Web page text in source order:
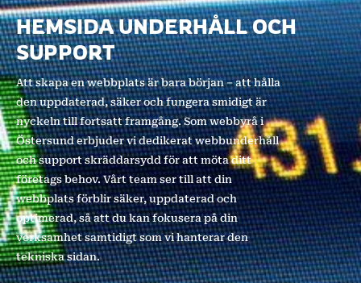
HEMSIDA UNDERHÅLL OCH
SUPPORT
Att skapa en webbplats är bara början – att hålla
den uppdaterad, säker och fungera smidigt är
nyckeln till fortsatt framgång. Som webbyrå i
Östersund erbjuder vi dedikerat webbunderhåll
och support skräddarsydd för att möta ditt
företags behov. Vårt team ser till att din
webbplats förblir säker, uppdaterad och
optimerad, så att du kan fokusera på din
verksamhet samtidigt som vi hanterar den
tekniska sidan.